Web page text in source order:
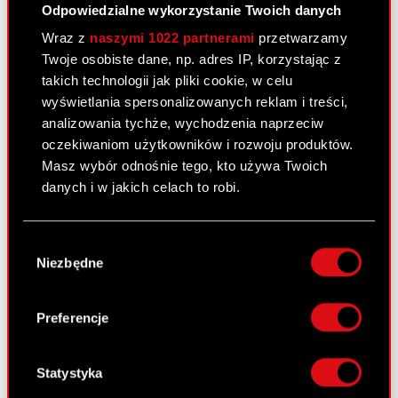
Odpowiedzialne wykorzystanie Twoich danych
Wraz z naszymi 1022 partnerami przetwarzamy
Twoje osobiste dane, np. adres IP, korzystając z
takich technologii jak pliki cookie, w celu
wyświetlania spersonalizowanych reklam i treści,
analizowania tychże, wychodzenia naprzeciw
oczekiwaniom użytkowników i rozwoju produktów.
Masz wybór odnośnie tego, kto używa Twoich
danych i w jakich celach to robi.
lokalizacji geograficznej z dokładnością nawet
Identyfikować Twoje urządzenie, aktywnie
analizując charakteryzującego je zbiory
palca)
zgody
Niezbędne
Preferencje
Statystyka
25 lutego 2011
PDF Raport bieżący nr 19/2011
PDF Załącznik 1
PDF Załącznik 2
Raport bieżący nr 18/2011
25 lutego 2011
Raport bieżący nr 17/2011 –